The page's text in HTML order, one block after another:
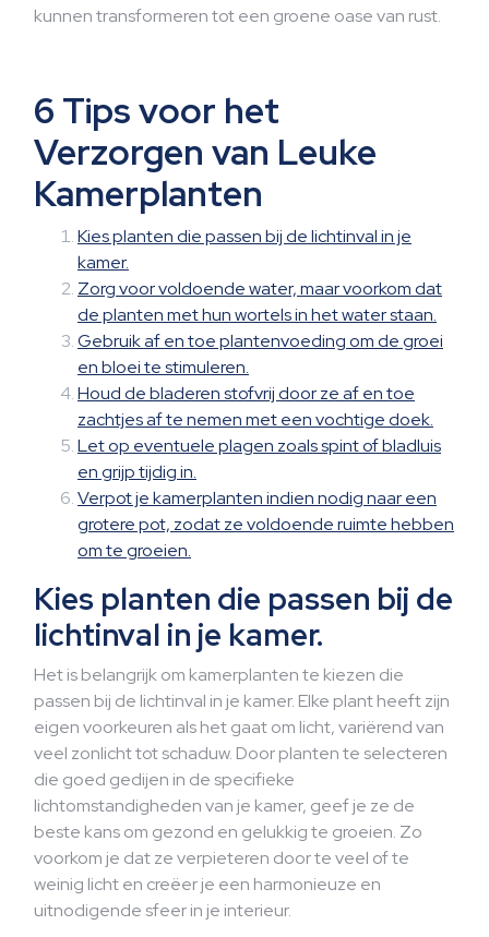
kunnen transformeren tot een groene oase van rust.
6 Tips voor het
Verzorgen van Leuke
Kamerplanten
Kies planten die passen bij de lichtinval in je
kamer.
Zorg voor voldoende water, maar voorkom dat
de planten met hun wortels in het water staan.
Gebruik af en toe plantenvoeding om de groei
en bloei te stimuleren.
Houd de bladeren stofvrij door ze af en toe
zachtjes af te nemen met een vochtige doek.
Let op eventuele plagen zoals spint of bladluis
en grijp tijdig in.
Verpot je kamerplanten indien nodig naar een
grotere pot, zodat ze voldoende ruimte hebben
om te groeien.
Kies planten die passen bij de
lichtinval in je kamer.
Het is belangrijk om kamerplanten te kiezen die
passen bij de lichtinval in je kamer. Elke plant heeft zijn
eigen voorkeuren als het gaat om licht, variërend van
veel zonlicht tot schaduw. Door planten te selecteren
die goed gedijen in de specifieke
lichtomstandigheden van je kamer, geef je ze de
beste kans om gezond en gelukkig te groeien. Zo
voorkom je dat ze verpieteren door te veel of te
weinig licht en creëer je een harmonieuze en
uitnodigende sfeer in je interieur.